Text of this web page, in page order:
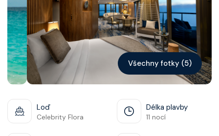
Kontakt
Vyhledat plavbu Všechny fotky (5)
Loď
Celebrity Flora
Délka plavby
11 nocí